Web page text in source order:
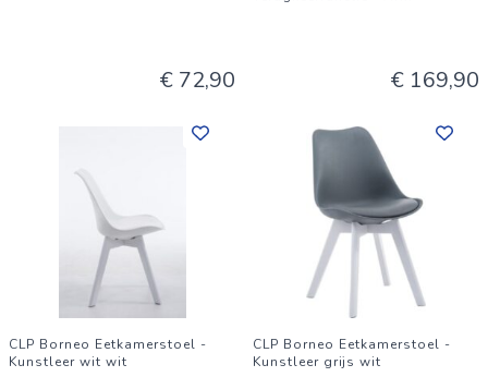
€ 72,90 € 169,90
CLP Borneo Eetkamerstoel -
Kunstleer wit wit
CLP Borneo Eetkamerstoel -
Kunstleer grijs wit